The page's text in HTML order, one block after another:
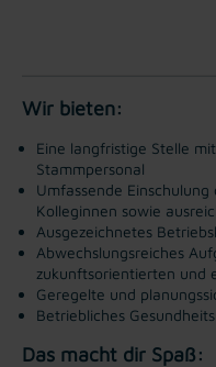
Wir bieten:
Eine langfristige Stelle
Stammpersonal
Umfassende
Kolleginnen sowie
Ausgezeichnetes
Abwechslungsreiches
zukunftsorientierten und
Geregelte und
Betriebliches
Das macht dir Spaß: